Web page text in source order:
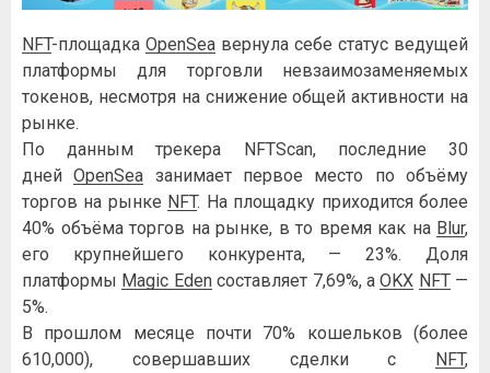
NFT-площадка OpenSea вернула себе статус ведущей
платформы для торговли невзаимозаменяемых
токенов, несмотря на снижение общей активности на
рынке.
По данным трекера NFTScan, последние 30
днейOpenSea занимает первое место по объёму
торгов на рынке NFT. На площадку приходится более
40% объёма торгов на рынке, в то время как на Blur,
его крупнейшего конкурента, — 23%. Доля
платформы Magic Edenсоставляет 7,69%, аOKX NFT—
5%.
В прошлом месяце почти 70% кошельков (более
610,000), совершавших сделки с
NFT,